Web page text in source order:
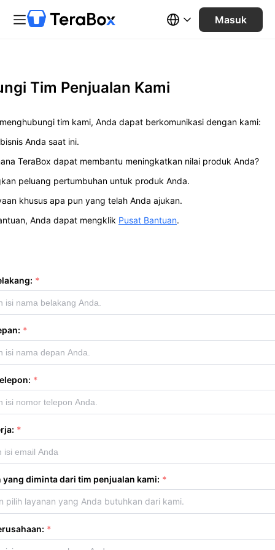
Masuk
yang diminta dari tim penjualan kami:
pilih layanan yang Anda butuhkan dari kami.
Tim Penjualan Kami
tim kami, Anda dapat berkomunikasi dengan kami:
Anda saat ini.
TeraBox dapat membantu meningkatkan nilai produk Anda?
peluang pertumbuhan untuk produk Anda.
khusus apa pun yang telah Anda ajukan.
Anda dapat mengklik Pusat Bantuan.